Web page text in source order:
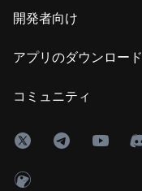
開発者向け
アプリのダウンロード
コミュニティ